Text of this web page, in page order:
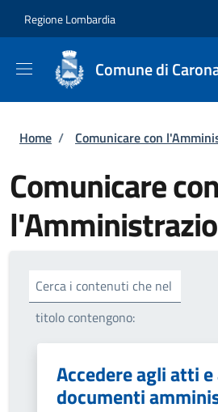
Regione Lombardia
Comune di
Briciole di pane
Home / Comunicare con
Comunicare con
Cerca i contenuti che nel
titolo contengono:
Accedere agli atti e
documenti